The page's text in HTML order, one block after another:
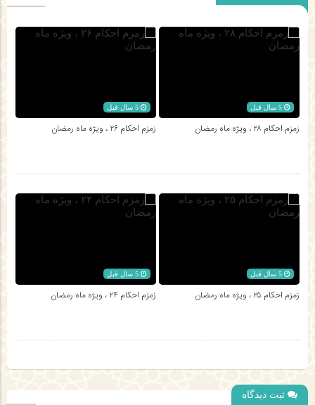
5 سال قبل
زمزم احکام ۲۸ ، ویژه ماه رمضان زمزم احکام ۲۶ ، ویژه ماه رمضان
5 سال قبل
زمزم احکام ۲۵ ، ویژه ماه رمضان زمزم احکام ۲۴ ، ویژه ماه رمضان
ثبت دیدگاه